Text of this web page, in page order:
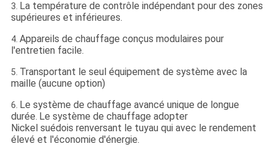
3. La température de contrôle indépendant pour des zones
supérieures et inférieures.
4. Appareils de chauffage conçus modulaires pour
l'entretien facile.
5. Transportant le seul équipement de système avec la
maille (aucune option)
6. Le système de chauffage avancé unique de longue
durée. Le système de chauffage adopter
Nickel suédois renversant le tuyau qui avec le rendement
élevé et l'économie d'énergie.